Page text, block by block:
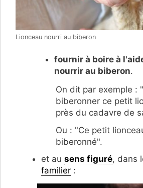
Lionceau nourri au biberon
fournir à boire à
nourrir au biberon.
On dit par exemple :
biberonner ce petit
près du cadavre de
Ou : "Ce petit
biberonné".
et au sens figuré, dans
familier :